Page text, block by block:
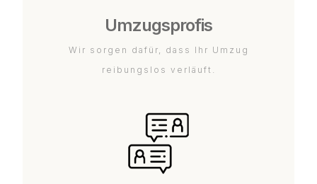
Umzugsprofis
Wir sorgen dafür, dass Ihr Umzug
reibungslos verläuft.